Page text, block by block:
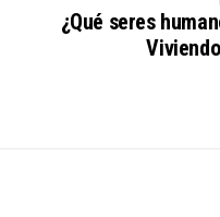
¿Qué seres